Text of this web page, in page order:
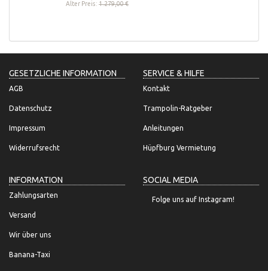
Alter Preis: 1.279,00 €
GESETZLICHE INFORMATION
AGB
Datenschutz
Impressum
Widerrufsrecht
SERVICE & HILFE
Kontakt
Trampolin-Ratgeber
Anleitungen
Hüpfburg Vermietung
INFORMATION
Zahlungsarten
Versand
Wir über uns
Banana-Taxi
SOCIAL MEDIA
Folge uns auf Instagram!